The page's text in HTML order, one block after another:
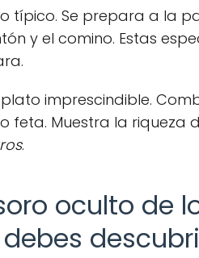
típico. Se prepara a la
y el comino. Estas
imprescindible.
feta. Muestra la riqueza
.
oculto de